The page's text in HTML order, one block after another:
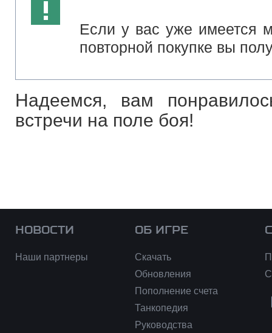
Если у вас уже имеется
повторной покупке вы
Надеемся, вам
встречи на поле боя!
НОВОСТИ
Наши партнеры
ОБ ИГРЕ
Скачать
Обновления
Пополнение счета
Танкопедия
Руководства